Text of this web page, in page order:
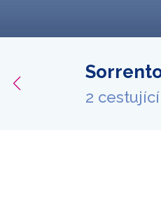
2 cestující